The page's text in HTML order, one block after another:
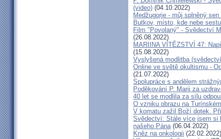
(video) (04.10.2022)
Medžugorje - můj splněný
Butkov, místo, kde nebe
Film "Povolaný" - Svědectví
(26.08.2022)
MARIINA VÍTĚZSTVÍ 47:
(15.08.2022)
Vyslyšená modlitba
Online ve světě okultismu -
(21.07.2022)
Spolupráce s andělem
Poděkování P. Marii za
40 let se modlila za sílu
O vzniku obrazu na
V komatu zažil Boží dotek.
Svědectví: Stále více jsem si
našeho Pána(06.04.2022)
Kněz na onkologii (22.02.2022)